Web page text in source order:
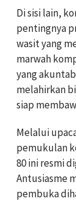
Di sisi lain,
pentingnya
wasit yang
marwah
yang
melahirkan
siap
Melalui
pemukulan
80 ini resmi
Antusiasme
pembuka